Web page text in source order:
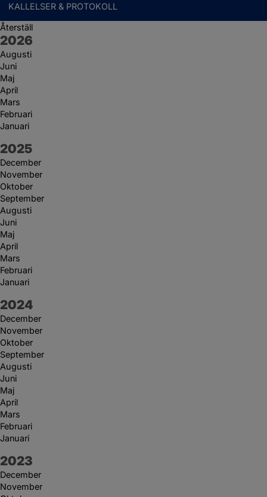
KALLELSER & PROTOKOLL
Återställ
År:
2026
Augusti
Juni
Maj
April
Mars
Februari
Januari
År:
2025
December
November
Oktober
September
Augusti
Juni
Maj
April
Mars
Februari
Januari
År:
2024
December
November
Oktober
September
Augusti
Juni
Maj
April
Mars
Februari
Januari
År:
2023
December
November